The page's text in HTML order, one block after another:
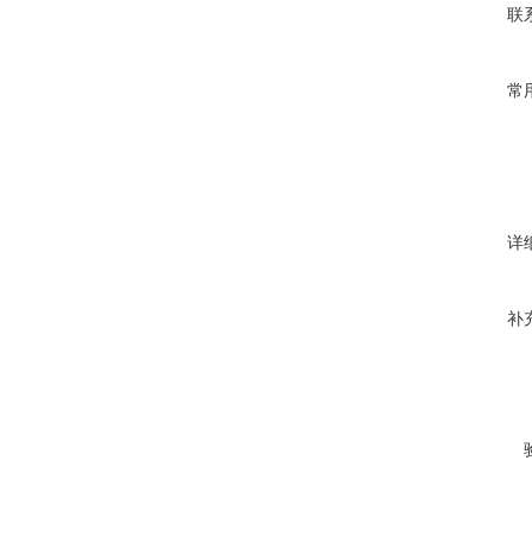
联
常
详
补